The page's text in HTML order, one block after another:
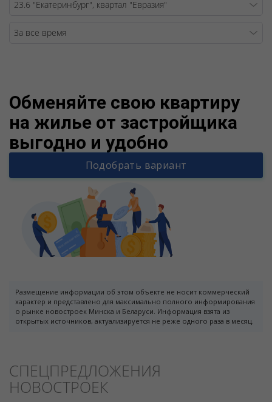
Обменяйте свою квартиру
на жилье от застройщика
выгодно и удобно
Подобрать вариант
Размещение информации об этом объекте не носит коммерческий
характер и представлено для максимально полного информирования
о рынке новостроек Минска и Беларуси. Информация взята из
открытых источников, актуализируется не реже одного раза в месяц.
СПЕЦПРЕДЛОЖЕНИЯ
НОВОСТРОЕК